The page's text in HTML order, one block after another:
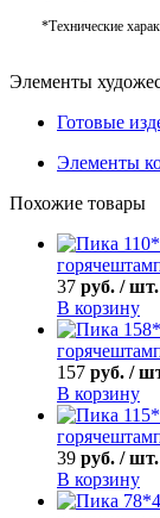
*Технические
Элементы
Готовые
Элементы
Похожие товары
37 руб. / шт.
В корзину
157 руб. /
В корзину
39 руб. / шт.
В корзину